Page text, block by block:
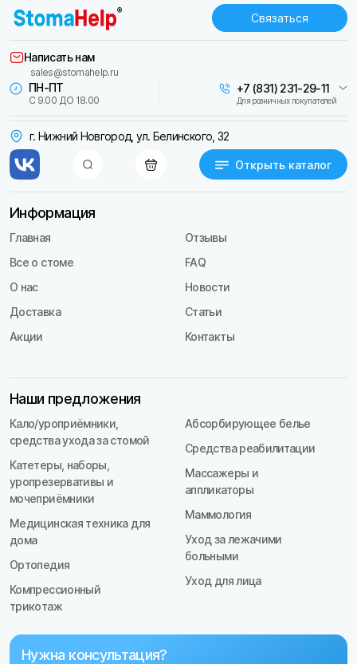
Связаться
г. Нижний Новгород, ул. Белинского, 32
Открыть каталог
ПН-ПТ
С 9.00 ДО 18.00
+7 (831) 231-29-11
Для розничных покупателей
Написать нам
sales@stomahelp.ru
Информация
Главная
Все о стоме
О нас
Доставка
Акции
Отзывы
FAQ
Новости
Статьи
Контакты
Наши предложения
Кало/уроприёмники,
средства ухода за стомой
Катетеры, наборы,
уропрезервативы и
мочеприёмники
Медицинская техника для
дома
Ортопедия
Компрессионный
трикотаж
Абсорбирующее белье
Средства реабилитации
Массажеры и
аппликаторы
Маммология
Уход за лежачими
больными
Уход для лица
Нужна консультация?